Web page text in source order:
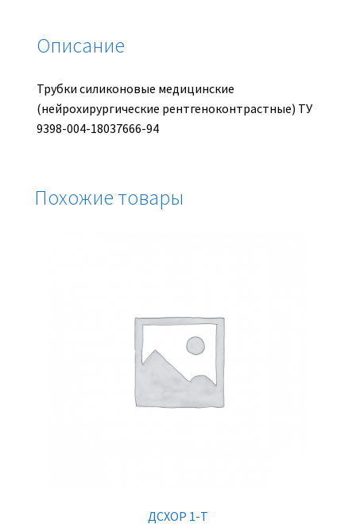
(нр)-
2,2
Описание
Трубки силиконовые медицинские
(нейрохирургические рентгеноконтрастные) ТУ
9398-004-18037666-94
Похожие товары
ДСХОР 1-Т